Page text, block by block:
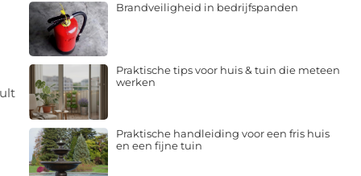
Brandveiligheid in bedrijfspanden
Praktische tips voor huis & tuin die meteen
werken
Praktische handleiding voor een fris huis
en een fijne tuin